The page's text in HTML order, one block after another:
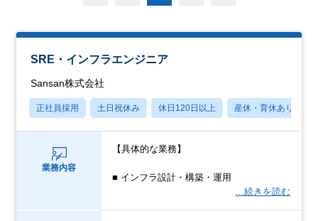
SRE・インフラエンジニア
Sansan株式会社
正社員採用 土日祝休み 休日120日以上 産休・育休あり
業務内容
【具体的な業務】
■ インフラ設計・構築・運用
…続きを読む